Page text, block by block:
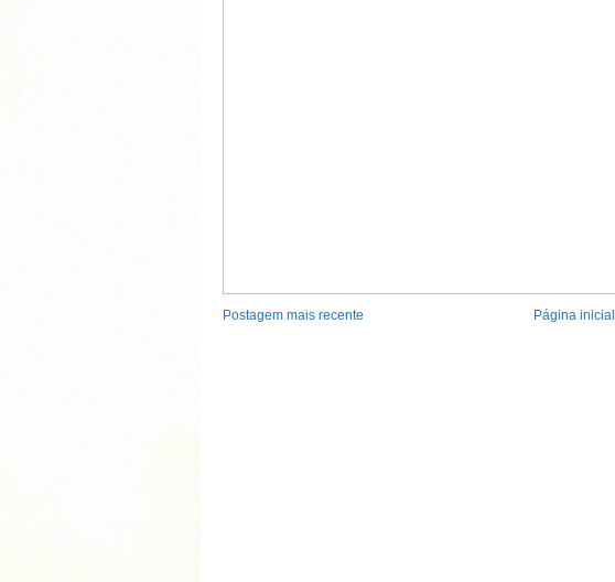
Postagem mais recente Página inicial